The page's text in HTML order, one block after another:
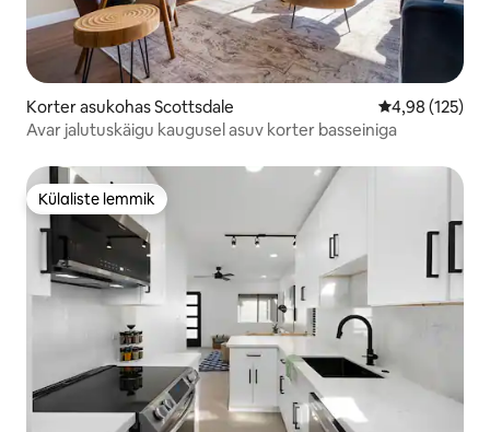
Korter asukohas Scottsdale Keskmine
4,98 (125)
Avar jalutuskäigu kaugusel asuv korter basseiniga
Külaliste lemmik
Külaliste lemmik